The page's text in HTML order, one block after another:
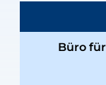
Büro